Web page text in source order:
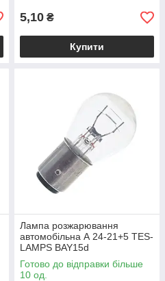
5,10 ₴
Купити
Лампа розжарювання
автомобільна А 24-21+5 TES-
LAMPS BAY15d
Готово до відправки більше
10 од.